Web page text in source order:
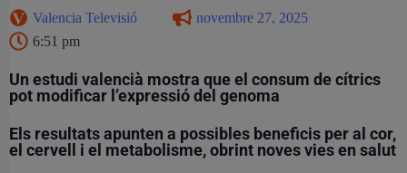
Valencia Televisió
novembre 27, 2025
6:51 pm
Un estudi valencià mostra que el consum de cítrics
pot modificar l’expressió del genoma
Els resultats apunten a possibles beneficis per al cor,
el cervell i el metabolisme, obrint noves vies en salut